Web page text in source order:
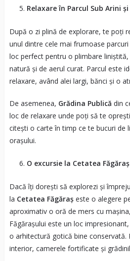
Relaxare în Parcul Sub Arini
După o zi plină de explorare, te poți
unul dintre cele mai frumoase
loc perfect pentru o plimbare
natură și de aerul curat. Parcul este
relaxare, având alei largi, bănci și o
De asemenea, Grădina Publică din
loc de relaxare unde poți să te
citești o carte în timp ce te bucuri de
orașului.
O excursie la Cetatea Făgăraș
Dacă îți dorești să explorezi și
la Cetatea Făgărașeste o alegere
aproximativ o oră de mers cu
Făgărașului este un loc
o arhitectură gotică bine conservată.
interior, camerele fortificate și